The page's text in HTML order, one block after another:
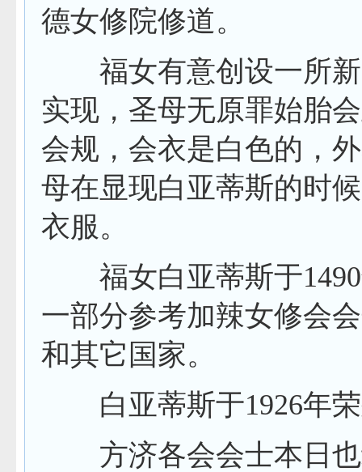
德女修院修道。
福女有意创设一所新
实现，圣母无原罪始胎
会规，会衣是白色的，
母在显现白亚蒂斯的时
衣服。
福女白亚蒂斯于1490
一部分参考加辣女修会
和其它国家。
白亚蒂斯于1926年
方济各会会士本日也